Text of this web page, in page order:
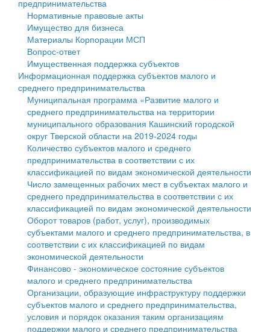
Государственные услуги
Промышленность и АПК
Экономика и бизнес
...
Символика
Устав
Гостям округа
Туризм
Культура
Образование
Здравоохранение
Социальная защита
Фотоальбом
муниципального округа Тверской области
Администрация Кашинского муниципального округа
Тверской области
Управление сельскими территориями
Открытые данные
Работа с обращениями граждан
Муниципальный контроль
Муниципальные услуги
Проекты административных регламентов
Антимонопольный комплаенс
Противодействие коррупции
Финансовое управление
Бюджет для граждан
Имущество
Выявление правообладателей ранее учтенных
объектов недвижимости
Имущественная поддержка субъектов малого и
среднего предпринимательства
Информационная поддержка субъектов малого и
среднего предпринимательства
Муниципальные программы
Контрольно-счетная палата
Персональные данные
Оценка регулирующего воздействия
предпринимательства
Нормативные правовые акты
Имущество для бизнеса
Материалы Корпорации МСП
Вопрос-ответ
Имущественная поддержка субъектов
Информационная поддержка субъектов малого и
среднего предпринимательства
Муниципальная программа «Развитие малого и
среднего предпринимательства на территории
муниципального образования Кашинский городской
округ Тверской области на 2019-2024 годы
Количество субъектов малого и среднего
предпринимательства в соответствии с их
классификацией по видам экономической деятельности
Число замещенных рабочих мест в субъектах малого и
среднего предпринимательства в соответствии с их
классификацией по видам экономической деятельности
Оборот товаров (работ, услуг), производимых
субъектами малого и среднего предпринимательства, в
соответствии с их классификацией по видам
экономической деятельности
Финансово - экономическое состояние субъектов
малого и среднего предпринимательства
Организации, образующие инфраструктуру поддержки
субъектов малого и среднего предпринимательства,
условия и порядок оказания таким организациям
поддержки малого и среднего предпринимательства